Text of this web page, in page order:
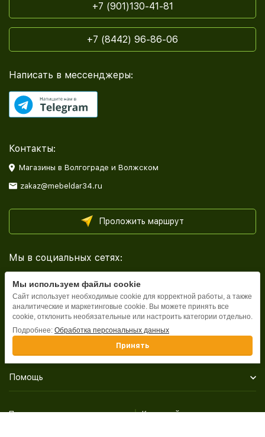
+7 (901)130-41-81
+7 (8442) 96-86-06
Написать в мессенджеры:
Контакты:
Магазины в Волгограде и Волжском
zakaz@mebeldar34.ru
Проложить маршрут
Мы в социальных сетях:
Каталог
Помощь
Политика персональных данных Карта сайта
Мы используем файлы cookie
Сайт использует необходимые cookie для корректной работы, а также
аналитические и маркетинговые cookie. Вы можете принять все
cookie, отклонить необязательные или настроить категории отдельно.
Подробнее: Обработка персональных данных
Принять